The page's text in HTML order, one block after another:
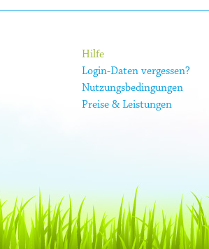
Hilfe
Login-Daten vergessen?
Nutzungsbedingungen
Preise & Leistungen